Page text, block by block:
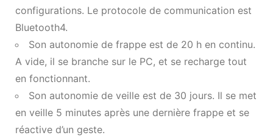
configurations. Le protocole de communication est
Bluetooth4.
Son autonomie de frappe est de 20 h en continu.
A vide, il se branche sur le PC, et se recharge tout
en fonctionnant.
Son autonomie de veille est de 30 jours. Il se met
en veille 5 minutes après une dernière frappe et se
réactive d’un geste.